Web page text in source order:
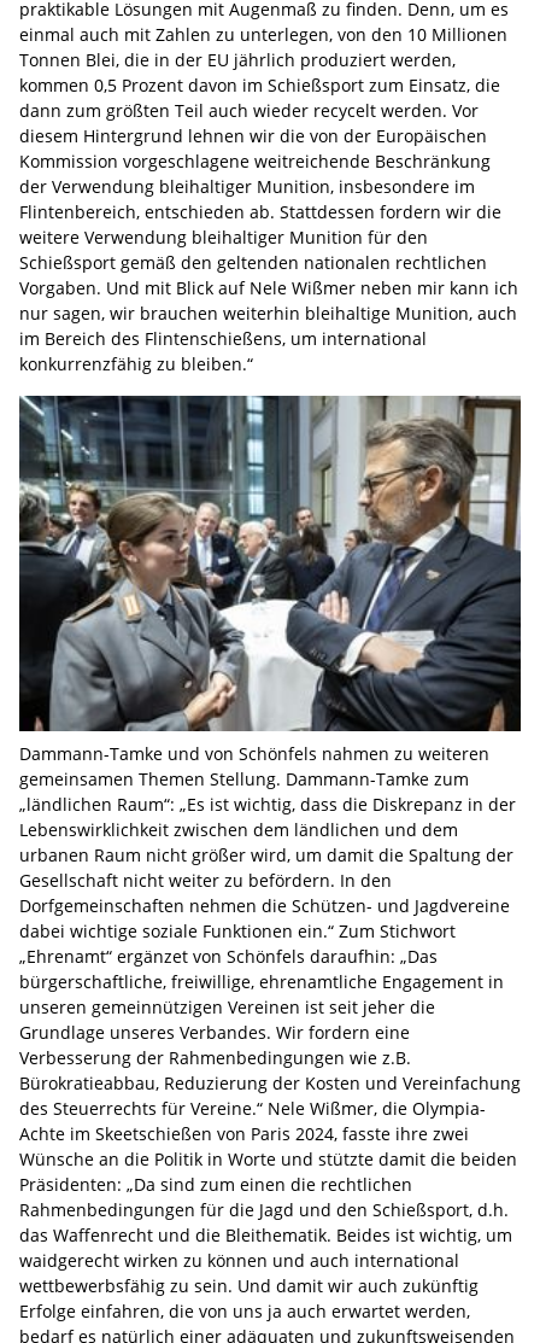
praktikable Lösungen mit Augenmaß zu finden. Denn, um es
einmal auch mit Zahlen zu unterlegen, von den 10 Millionen
Tonnen Blei, die in der EU jährlich produziert werden,
kommen 0,5 Prozent davon im Schießsport zum Einsatz, die
dann zum größten Teil auch wieder recycelt werden. Vor
diesem Hintergrund lehnen wir die von der Europäischen
Kommission vorgeschlagene weitreichende Beschränkung
der Verwendung bleihaltiger Munition, insbesondere im
Flintenbereich, entschieden ab. Stattdessen fordern wir die
weitere Verwendung bleihaltiger Munition für den
Schießsport gemäß den geltenden nationalen rechtlichen
Vorgaben. Und mit Blick auf Nele Wißmer neben mir kann ich
nur sagen, wir brauchen weiterhin bleihaltige Munition, auch
im Bereich des Flintenschießens, um international
konkurrenzfähig zu bleiben.“
Dammann-Tamke und von Schönfels nahmen zu weiteren
gemeinsamen Themen Stellung. Dammann-Tamke zum
„ländlichen Raum“: „Es ist wichtig, dass die Diskrepanz in der
Lebenswirklichkeit zwischen dem ländlichen und dem
urbanen Raum nicht größer wird, um damit die Spaltung der
Gesellschaft nicht weiter zu befördern. In den
Dorfgemeinschaften nehmen die Schützen- und Jagdvereine
dabei wichtige soziale Funktionen ein.“ Zum Stichwort
„Ehrenamt“ ergänzet von Schönfels daraufhin: „Das
bürgerschaftliche, freiwillige, ehrenamtliche Engagement in
unseren gemeinnützigen Vereinen ist seit jeher die
Grundlage unseres Verbandes. Wir fordern eine
Verbesserung der Rahmenbedingungen wie z.B.
Bürokratieabbau, Reduzierung der Kosten und Vereinfachung
des Steuerrechts für Vereine.“ Nele Wißmer, die Olympia-
Achte im Skeetschießen von Paris 2024, fasste ihre zwei
Wünsche an die Politik in Worte und stützte damit die beiden
Präsidenten: „Da sind zum einen die rechtlichen
Rahmenbedingungen für die Jagd und den Schießsport, d.h.
das Waffenrecht und die Bleithematik. Beides ist wichtig, um
waidgerecht wirken zu können und auch international
wettbewerbsfähig zu sein. Und damit wir auch zukünftig
Erfolge einfahren, die von uns ja auch erwartet werden,
bedarf es natürlich einer adäquaten und zukunftsweisenden